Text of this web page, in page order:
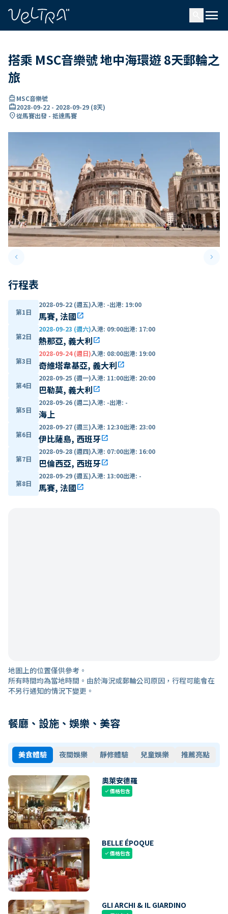
menu
搭乘 MSC音樂號 地中海環遊 8天郵輪之
旅
directions_boatMSC音樂號
card_travel2028-09-22 - 2028-09-29 (8天)
location_on從馬賽出發 - 抵達馬賽
keyboard_arrow_leftPrevious slide keyboard_arrow_right
行程表
第1日
2028-09-22 (週五)入港: -出港: 19:00
馬賽, 法國open_in_new
第2日
2028-09-23 (週六)入港: 09:00出港: 17:00
熱那亞, 義大利open_in_new
第3日
2028-09-24 (週日)入港: 08:00出港: 19:00
奇維塔韋基亞, 義大利open_in_new
第4日
2028-09-25 (週一)入港: 11:00出港: 20:00
巴勒莫, 義大利open_in_new
第5日
2028-09-26 (週二)入港: -出港: -
海上
第6日
2028-09-27 (週三)入港: 12:30出港: 23:00
伊比薩島, 西班牙open_in_new
第7日
2028-09-28 (週四)入港: 07:00出港: 16:00
巴倫西亞, 西班牙open_in_new
第8日
2028-09-29 (週五)入港: 13:00出港: -
馬賽, 法國open_in_new
地圖上的位置僅供參考。
所有時間均為當地時間。由於海況或郵輪公司原因，行程可能會在
不另行通知的情況下變更。
餐廳、設施、娛樂、美容
美食體驗 夜間娛樂 靜修體驗 兒童娛樂 推薦亮點
奧萊安德羅
check價格包含
BELLE ÉPOQUE
check價格包含
GLI ARCHI & IL GIARDINO